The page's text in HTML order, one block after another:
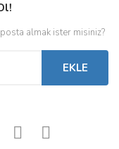
almak ister misiniz?
EKLE